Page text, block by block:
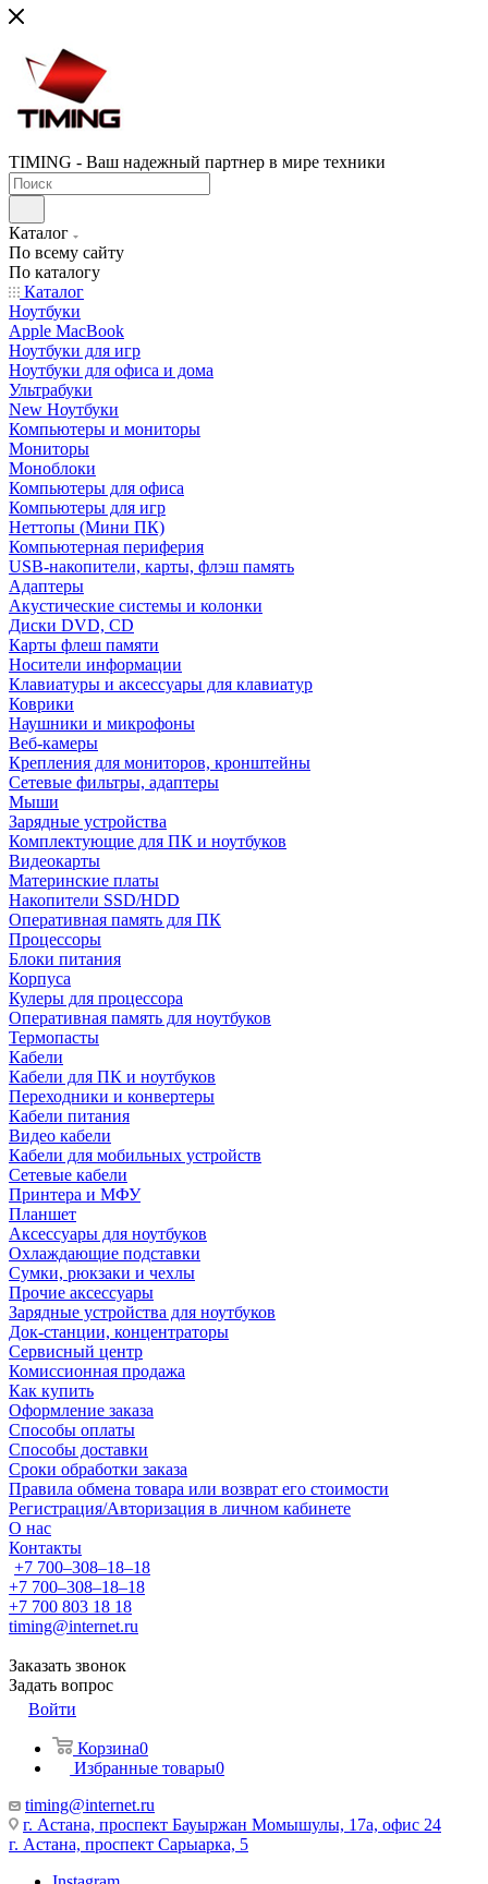
TIMING - Ваш надежный партнер в мире техники
Каталог
По всему сайту
По каталогу
Каталог
Ноутбуки
Apple MacBook
Ноутбуки для игр
Ноутбуки для офиса и дома
Ультрабуки
New Ноутбуки
Компьютеры и мониторы
Мониторы
Моноблоки
Компьютеры для офиса
Компьютеры для игр
Неттопы (Мини ПК)
Компьютерная периферия
USB-накопители, карты, флэш память
Адаптеры
Акустические системы и колонки
Диски DVD, CD
Карты флеш памяти
Носители информации
Клавиатуры и аксессуары для клавиатур
Коврики
Наушники и микрофоны
Веб-камеры
Крепления для мониторов, кронштейны
Сетевые фильтры, адаптеры
Мыши
Зарядные устройства
Комплектующие для ПК и ноутбуков
Видеокарты
Материнские платы
Накопители SSD/HDD
Оперативная память для ПК
Процессоры
Блоки питания
Корпуса
Кулеры для процессора
Оперативная память для ноутбуков
Термопасты
Кабели
Кабели для ПК и ноутбуков
Переходники и конвертеры
Кабели питания
Видео кабели
Кабели для мобильных устройств
Сетевые кабели
Принтера и МФУ
Планшет
Аксессуары для ноутбуков
Охлаждающие подставки
Сумки, рюкзаки и чехлы
Прочие аксессуары
Зарядные устройства для ноутбуков
Док-станции, концентраторы
Сервисный центр
Комиссионная продажа
Как купить
Оформление заказа
Способы оплаты
Способы доставки
Сроки обработки заказа
Правила обмена товара или возврат его стоимости
Регистрация/Авторизация в личном кабинете
О нас
Контакты
+7 700‒308‒18‒18
+7 700‒308‒18‒18
+7 700 803 18 18
timing@internet.ru
Заказать звонок
Задать вопрос
Войти
Корзина0
Избранные товары0
timing@internet.ru
г. Астана, проспект Бауыржан Момышулы, 17а, офис 24
г. Астана, проспект Сарыарка, 5